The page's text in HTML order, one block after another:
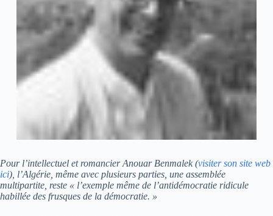
Pour l’intellectuel et romancier Anouar Benmalek (visiter son site web
ici), l’Algérie, même avec plusieurs parties, une assemblée
multipartite, reste « l’exemple même de l’antidémocratie ridicule
habillée des frusques de la démocratie. »